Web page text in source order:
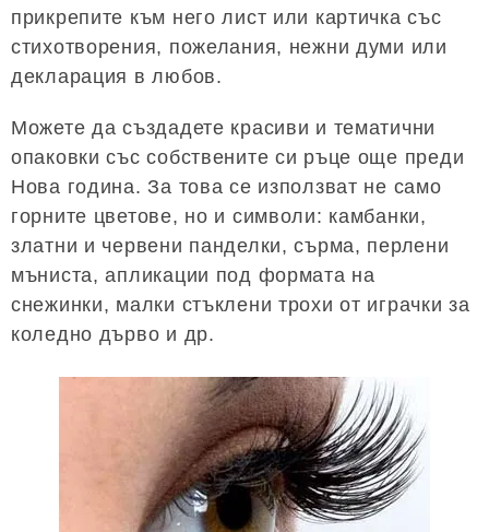
прикрепите към него лист или картичка със
стихотворения, пожелания, нежни думи или
декларация в любов.
Можете да създадете красиви и тематични
опаковки със собствените си ръце още преди
Нова година. За това се използват не само
горните цветове, но и символи: камбанки,
златни и червени панделки, сърма, перлени
мъниста, апликации под формата на
снежинки, малки стъклени трохи от играчки за
коледно дърво и др.